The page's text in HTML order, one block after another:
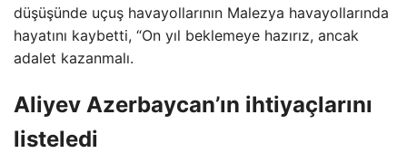
düşüşünde uçuş havayollarının Malezya havayollarında
hayatını kaybetti, “On yıl beklemeye hazırız, ancak
adalet kazanmalı.
Aliyev Azerbaycan’ın ihtiyaçlarını
listeledi